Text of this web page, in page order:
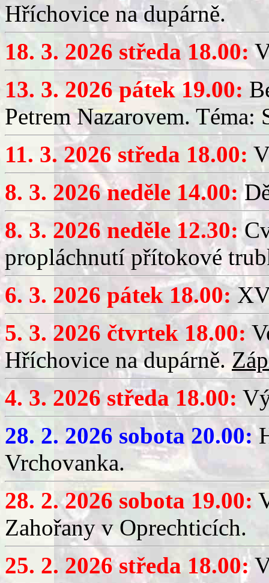
Hříchovice na dupárně.
18. 3. 2026 středa 18.00:
13. 3. 2026 pátek 19.00:
Petrem Nazarovem. Téma:
11. 3. 2026 středa 18.00:
8. 3. 2026 neděle 14.00:
8. 3. 2026 neděle 12.30:
propláchnutí přítokové
6. 3. 2026 pátek 18.00:
5. 3. 2026 čtvrtek 18.00:
Hříchovice na dupárně.
4. 3. 2026 středa 18.00:
28. 2. 2026 sobota 20.00:
Vrchovanka.
28. 2. 2026 sobota 19.00:
Zahořany v Oprechticích.
25. 2. 2026 středa 18.00: